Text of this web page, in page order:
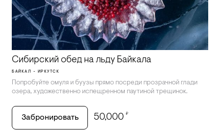
Сибирский обед на льду Байкала
БАЙКАЛ - ИРКУТСК
Попробуйте омуля и буузы прямо посреди прозрачной глади
озера, художественно испещренном паутиной трещинок.
Забронировать 50,000 ₽